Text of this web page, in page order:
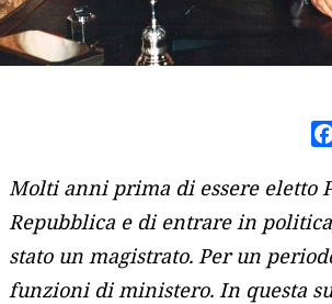
Molti anni prima di essere eletto
Repubblica e di entrare in
stato un magistrato. Per un
funzioni di ministero. In questa